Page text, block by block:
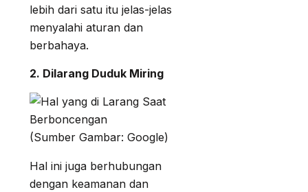
lebih dari satu itu jelas-jelas
menyalahi aturan dan
berbahaya.
2. Dilarang Duduk Miring
(Sumber Gambar: Google)
Hal ini juga berhubungan
dengan keamanan dan